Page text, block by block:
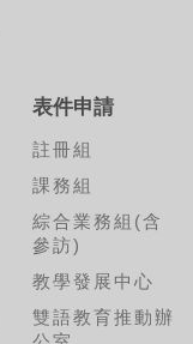
表件申請
註冊組
課務組
綜合業務組(含
參訪)
教學發展中心
雙語教育推動辦